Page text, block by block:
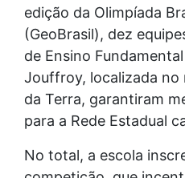
edição da Olimpíada
(GeoBrasil), dez
de Ensino
Jouffroy, localizada no
da Terra, garantiram
para a Rede Estadual
No total, a escola